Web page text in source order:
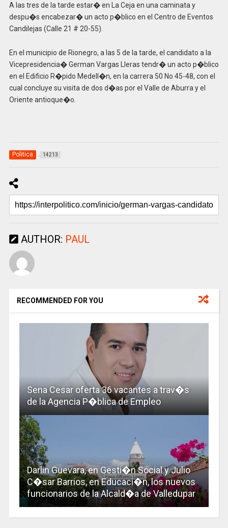
A las tres de la tarde estar� en La Ceja en una caminata y
despu�s encabezar� un acto p�blico en el Centro de Eventos
Candilejas (Calle 21 # 20-55).
En el municipio de Rionegro, a las 5 de la tarde, el candidato a la
Vicepresidencia� German Vargas Lleras tendr� un acto p�blico
en el Edificio R�pido Medell�n, en la carrera 50 No 45-48, con el
cual concluye su visita de dos d�as por el Valle de Aburra y el
Oriente antioque�o.
Politica 14213
AUTHOR: PAUL
RECOMMENDED FOR YOU
Sena Cesar oferta 36 vacantes a trav�s
de la Agencia P�blica de Empleo
Darlin Guevara, en Gesti�n Social y Julio
C�sar Barrios, en Educaci�n, los nuevos
funcionarios de la Alcald�a de Valledupar